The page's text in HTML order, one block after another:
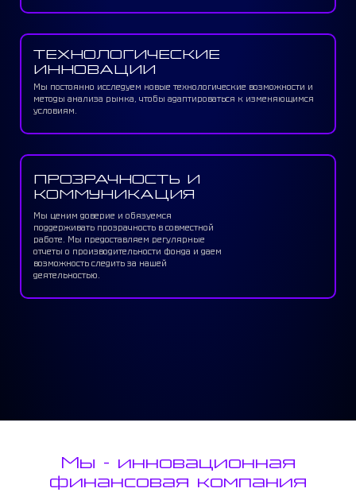
ТЕХНОЛОГИЧЕСКИЕ
ИННОВАЦИИ
Мы постоянно исследуем новые технологические возможности и
методы анализа рынка, чтобы адаптироваться к изменяющимся
условиям.
ПРОЗРАЧНОСТЬ И
КОММУНИКАЦИЯ
Мы ценим доверие и обязуемся
поддерживать прозрачность в совместной
работе. Мы предоставляем регулярные
отчеты о производительности фонда и даем
возможность следить за нашей
деятельностью.
Мы - инновационная
финансовая компания